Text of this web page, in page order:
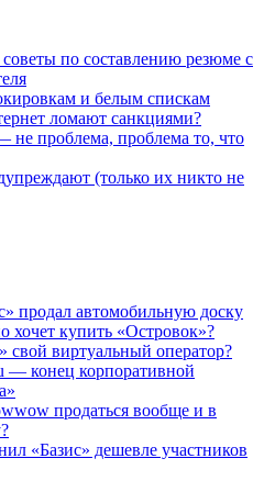
советы по составлению резюме с
и белым спискам
ломают санкциями?
не проблема, проблема то, что
(только их никто не
продал автомобильную доску
хочет купить «Островок»?
свой виртуальный оператор?
— конец корпоративной
продаться вообще и в
«Базис» дешевле участников